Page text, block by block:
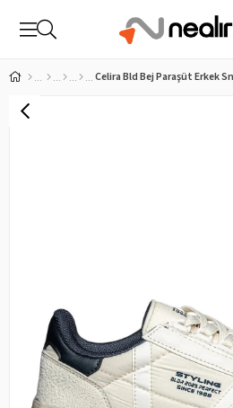
Celira Bld Bej Paraşüt Erkek